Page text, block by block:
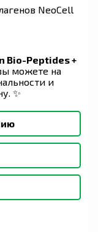
NeoCell
Bio-Peptides +
можете на
и
✨
красоту,
(6)